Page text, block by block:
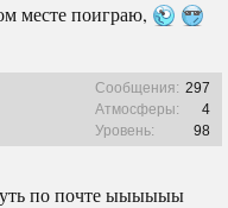
месте поиграю,
Сообщения: 297
Атмосферы:
4
Уровень:
98
по почте ыыыыыы